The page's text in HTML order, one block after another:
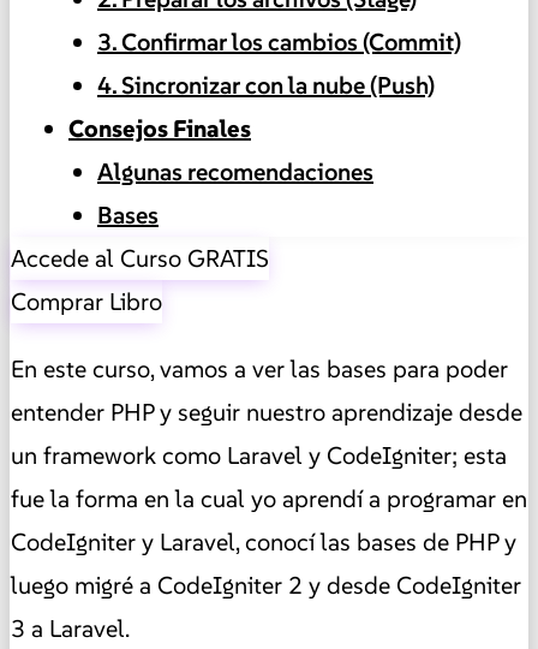
3. Confirmar los cambios (Commit)
4. Sincronizar con la nube (Push)
Consejos Finales
Algunas recomendaciones
Bases
Accede al Curso GRATIS
Comprar Libro
En este curso, vamos a ver las bases para poder
entender PHP y seguir nuestro aprendizaje desde
un framework como Laravel y CodeIgniter; esta
fue la forma en la cual yo aprendí a programar en
CodeIgniter y Laravel, conocí las bases de PHP y
luego migré a CodeIgniter 2 y desde CodeIgniter
3 a Laravel.